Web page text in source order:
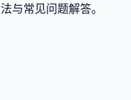
与常见问题解答。